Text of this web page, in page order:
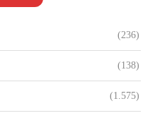
(236)
(138)
(1.575)